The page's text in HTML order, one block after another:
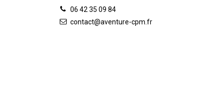
06 42 35 09 84
contact@aventure-cpm.fr